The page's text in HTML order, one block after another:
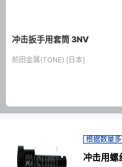
冲击扳手用套筒 3NV
前田金属(TONE) [日本]
根据数量
冲击用螺